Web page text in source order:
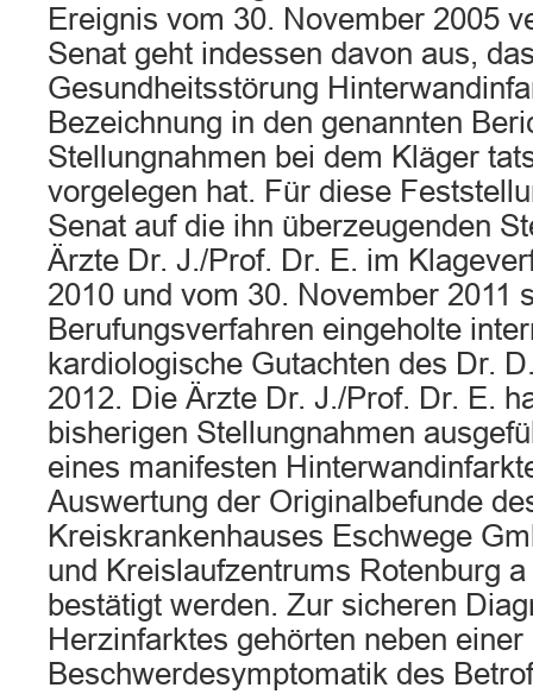
Ereignis vom 30. November 2005
Senat geht indessen davon aus,
Gesundheitsstörung
Bezeichnung in den genannten
Stellungnahmen bei dem Kläger
vorgelegen hat. Für diese
Senat auf die ihn überzeugenden
Ärzte Dr. J./Prof. Dr. E. im
2010 und vom 30. November 2011
Berufungsverfahren eingeholte
kardiologische Gutachten des Dr.
2012. Die Ärzte Dr. J./Prof. Dr. E.
bisherigen Stellungnahmen
eines manifesten
Auswertung der Originalbefunde
Kreiskrankenhauses Eschwege
und Kreislaufzentrums Rotenburg
bestätigt werden. Zur sicheren
Herzinfarktes gehörten neben
Beschwerdesymptomatik des